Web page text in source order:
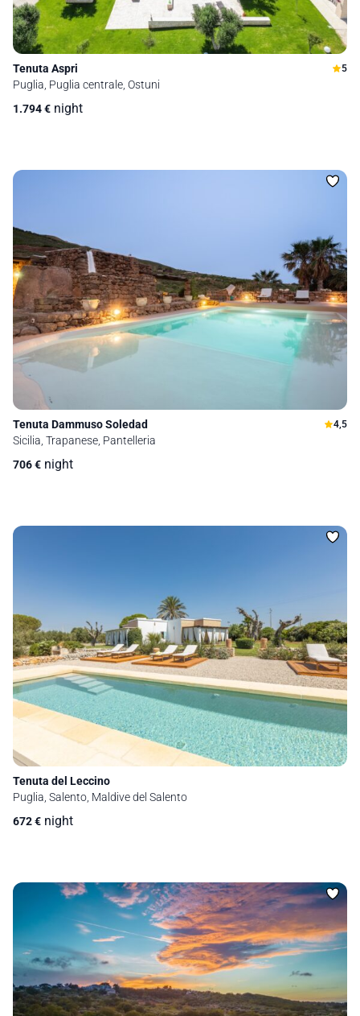
Tenuta Aspri 5
Puglia, Puglia centrale, Ostuni
1.794€ night
Tenuta Dammuso Soledad 4,5
Sicilia, Trapanese, Pantelleria
706€ night
Tenuta del Leccino
Puglia, Salento, Maldive del Salento
672€ night